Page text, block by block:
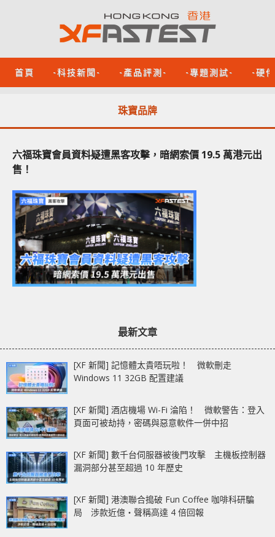
首頁 -科技新聞- -產品評測- -專題測試- -硬
珠寶品牌
六福珠寶會員資料疑遭黑客攻擊，暗網索價 19.5 萬港元出
售！
最新文章
[XF 新聞] 記憶體太貴唔玩啦！ 微軟刪走
Windows 11 32GB 配置建議
[XF 新聞] 酒店機場 Wi-Fi 淪陷！ 微軟警告：登入
頁面可被劫持，密碼與惡意軟件一併中招
[XF 新聞] 數千台伺服器被後門攻擊 主機板控制器
漏洞部分甚至超過 10 年歷史
[XF 新聞] 港澳聯合搗破 Fun Coffee 咖啡科研騙
局 涉款近億‧聲稱高達 4 倍回報